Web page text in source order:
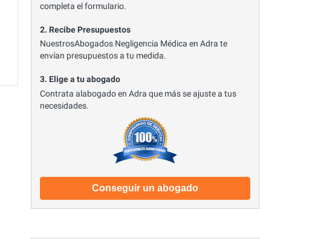
completa el formulario.
2. Recibe Presupuestos
NuestrosAbogados Negligencia Médica en Adra te
envían presupuestos a tu medida.
3. Elige a tu abogado
Contrata alabogado en Adra que más se ajuste a tus
necesidades.
Conseguir un abogado